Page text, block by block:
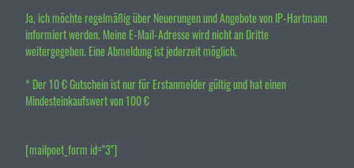
Ja, ich möchte regelmäßig über Neuerungen und Angebote von IP-Hartmann
informiert werden. Meine E-Mail-Adresse wird nicht an Dritte
weitergegeben. Eine Abmeldung ist jederzeit möglich.
* Der 10 € Gutschein ist nur für Erstanmelder gültig und hat einen
Mindesteinkaufswert von 100 €
[mailpoet_form id="3"]